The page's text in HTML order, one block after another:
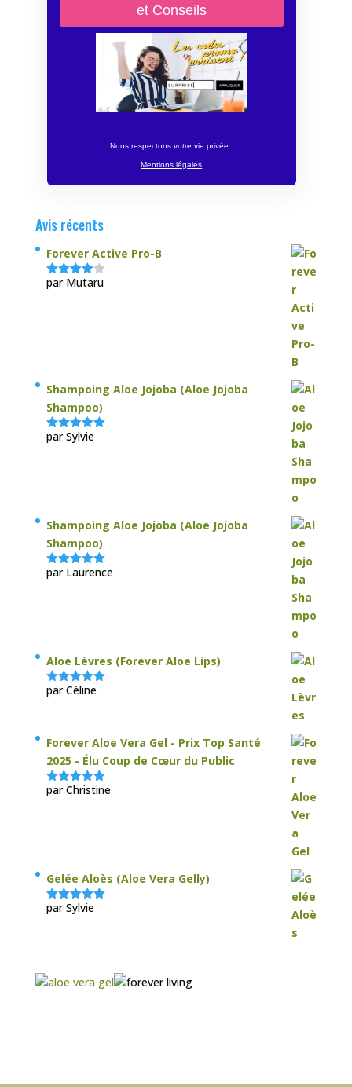
Nous respectons votre vie privée
Mentions légales
Avis récents
Forever Active Pro-B
Note4
par Mutaru
Shampoing Aloe Jojoba (Aloe Jojoba
Shampoo)
Note5sur
par Sylvie
Shampoing Aloe Jojoba (Aloe Jojoba
Shampoo)
Note5sur
par Laurence
Aloe Lèvres (Forever Aloe Lips)
Note5sur
par Céline
Forever Aloe Vera Gel - Prix Top Santé
2025 - Élu Coup de Cœur du Public
Note5sur
par Christine
Gelée Aloès (Aloe Vera Gelly)
Note5sur
par Sylvie